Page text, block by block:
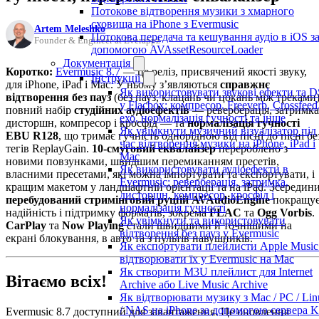
Потокове відтворення музики з хмарного
сховища на iPhone з Evermusic
Потокова передача та кешування аудіо в iOS за
допомогою AVAssetResourceLoader
Документація
Інструкції
Як використовувати звукові ефекти та
у Flacbox: компресор, Freeverb,
ехо, нормалізація гучності та інше
Як увімкнути музичний візуалізатор під
час відтворення музики на iPhone, iPad і
Mac
Як використовувати аудіоефекти в
Evermusic: реверберація, затримка,
дисторшн, компресор, кросфід і
нормалізація гучності
Як увімкнути та використовувати
відтворення без пауз у Evermusic
Як експортувати плейлисти Apple Music
відтворювати їх у Evermusic на Mac
Як створити M3U плейлист для Internet
Archive або Live Music Archive
Як відтворювати музику з Mac / PC /
/ NAS на iPhone за допомогою сервера
Artem Meleshko
Founder & Engineer at Everappz
Коротко: Evermusic 8.7— це реліз, присвячений якості звуку,
для iPhone, iPad і Mac. У ньому з’являються справжнє
відтворення без пауз(без пауз, клацань чи цокань між
повний набір студійних аудіоефектів— реверберація,
дисторшн, компресор і кросфід — танормалізація гучності
EBU R128, що тримає гучність однорідною від пісні до пісні
тегів ReplayGain. 10-смуговий еквалайзерперероблено з
новими повзунками, швидшим перемиканням пресетів,
власними пресетами, які можна імпортувати та експортувати, і
кращим макетом у ландшафтній орієнтації та на iPad.
перебудований стримінговий рушій AVAudioEngine
надійність і підтримку форматів, зокремаFLAC та Ogg Vorbis.
CarPlay та Now Playingстали швидшими й точнішими на
екрані блокування, в авто та з пультів навушників.
Вітаємо всіх!
Evermusic 8.7 доступний для завантаження. Це оновлення